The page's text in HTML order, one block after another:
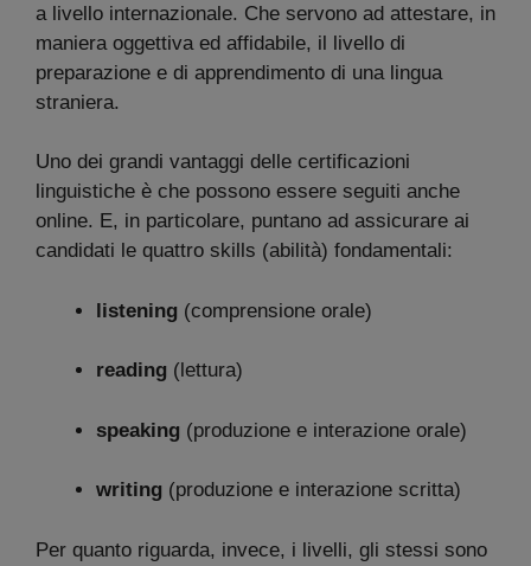
a livello internazionale. Che servono ad attestare, in
maniera oggettiva ed affidabile, il livello di
preparazione e di apprendimento di una lingua
straniera.
Uno dei grandi vantaggi delle certificazioni
linguistiche è che possono essere seguiti anche
online. E, in particolare, puntano ad assicurare ai
candidati le quattro skills (abilità) fondamentali:
listening (comprensione orale)
reading (lettura)
speaking (produzione e interazione orale)
writing (produzione e interazione scritta)
Per quanto riguarda, invece, i livelli, gli stessi sono